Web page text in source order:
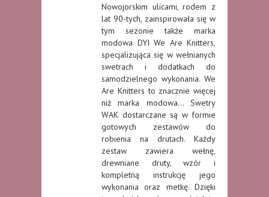
Nowojorskim ulicami, rodem z
lat 90-tych, zainspirowała się w
tym sezonie także marka
modowa DYI We Are Knitters,
specjalizująca się w wełnianych
swetrach i dodatkach do
samodzielnego wykonania. We
Are Knitters to znacznie więcej
niż marka modowa… Swetry
WAK dostarczane są w formie
gotowych zestawów do
robienia na drutach. Każdy
zestaw zawiera wełnę,
drewniane druty, wzór i
kompletną instrukcję jego
wykonania oraz metkę. Dzięki